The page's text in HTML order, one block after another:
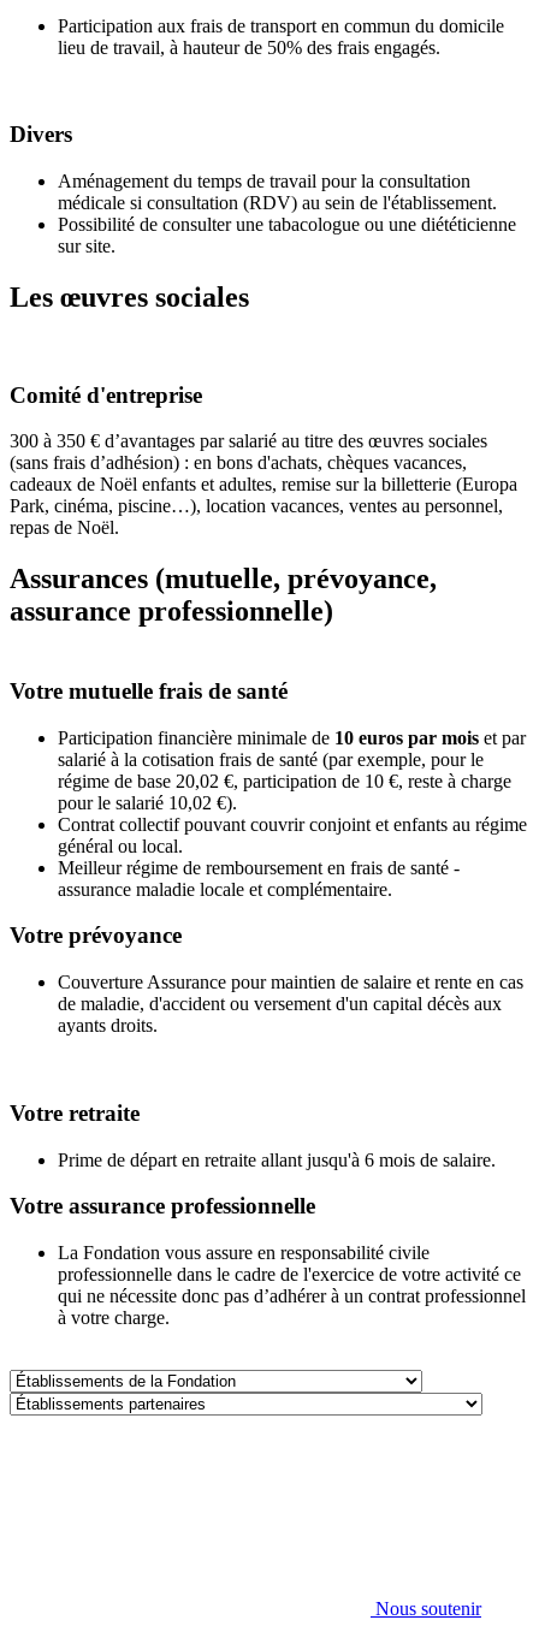
Participation aux frais de transport en commun du domicile
lieu de travail, à hauteur de 50% des frais engagés.
Divers
Aménagement du temps de travail pour la consultation
médicale si consultation (RDV) au sein de l'établissement.
Possibilité de consulter une tabacologue ou une diététicienne
sur site.
Les œuvres sociales
Comité d'entreprise
300 à 350 € d’avantages par salarié au titre des œuvres sociales
(sans frais d’adhésion) : en bons d'achats, chèques vacances,
cadeaux de Noël enfants et adultes, remise sur la billetterie (Europa
Park, cinéma, piscine…), location vacances, ventes au personnel,
repas de Noël.
Assurances (mutuelle, prévoyance,
assurance professionnelle)
Votre mutuelle frais de santé
Participation financière minimale de 10 euros par mois et par
salarié à la cotisation frais de santé (par exemple, pour le
régime de base 20,02 €, participation de 10 €, reste à charge
pour le salarié 10,02 €).
Contrat collectif pouvant couvrir conjoint et enfants au régime
général ou local.
Meilleur régime de remboursement en frais de santé -
assurance maladie locale et complémentaire.
Votre prévoyance
Couverture Assurance pour maintien de salaire et rente en cas
de maladie, d'accident ou versement d'un capital décès aux
ayants droits.
Votre retraite
Prime de départ en retraite allant jusqu'à 6 mois de salaire.
Votre assurance professionnelle
La Fondation vous assure en responsabilité civile
professionnelle dans le cadre de l'exercice de votre activité ce
qui ne nécessite donc pas d’adhérer à un contrat professionnel
à votre charge.
Établissements
de
la
Établissements
Nous soutenir